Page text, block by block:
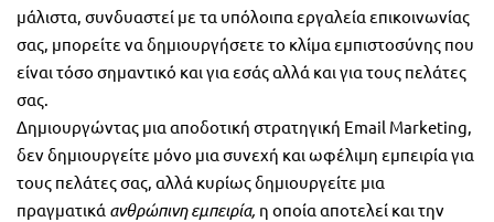
μάλιστα, συνδυαστεί με τα υπόλοιπα εργαλεία επικοινωνίας
σας, μπορείτε να δημιουργήσετε το κλίμα εμπιστοσύνης που
είναι τόσο σημαντικό και για εσάς αλλά και για τους πελάτες
σας.
Δημιουργώντας μια αποδοτική στρατηγική Email Marketing,
δεν δημιουργείτε μόνο μια συνεχή και ωφέλιμη εμπειρία για
τους πελάτες σας, αλλά κυρίως δημιουργείτε μια
πραγματικά ανθρώπινη εμπειρία, η οποία αποτελεί και την